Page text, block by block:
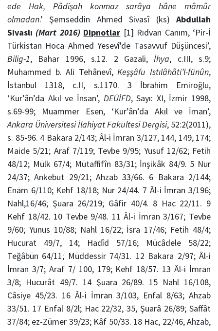
ede Hak, Pâdişah konmaz sarâya hâne mâmûr
olmadan.’ Şemseddin Ahmed Sivasî (ks) Abdullah
Sivaslı (Mart 2016) Dipnotlar [1] Rıdvan Canım, ‘Pir-İ
Türkistan Hoca Ahmed Yesevî'de Tasavvuf Düşüncesi’,
Bilig-1, Bahar 1996, s.12. 2 Gazali,İhya, c.III, s.9;
Muhammed b. Ali Tehânevî,Keşşâfu Istılâhâti’l-fünûn,
İstanbul 1318, c.II, s.1170. 3 İbrahim Emiroğlu,
‘Kur’ân’da Akıl ve İnsan’, DEÜİFD, Sayı: XI, İzmir 1998,
s.69-99; Muammer Esen, ‘Kur’ân’da Akıl ve İman’,
Ankara Üniversitesi İlahiyat Fakültesi Dergisi, 52:2(2011),
s. 85-96. 4 Bakara 2/143; Âl-i İmran 3/127, 144, 149, 174;
Maide 5/21; Araf 7/119; Tevbe 9/95; Yusuf 12/62; Fetih
48/12; Mülk 67/4; Mütaffifîn 83/31; İnşikâk 84/9. 5 Nur
24/37; Ankebut 29/21; Ahzab 33/66. 6 Bakara 2/144;
Enam 6/110; Kehf 18/18; Nur 24/44. 7 Âl-i İmran 3/196;
Nahl,16/46; Şuara 26/219; Gâfir 40/4. 8 Hac 22/11. 9
Kehf 18/42. 10 Tevbe 9/48. 11 Âl-i İmran 3/167; Tevbe
9/60; Yunus 10/88; Nahl 16/22; İsra 17/46; Fetih 48/4;
Hucurat 49/7, 14; Hadîd 57/16; Mücâdele 58/22;
Teğâbün 64/11; Müddessir 74/31. 12 Bakara 2/97; Âl-i
İmran 3/7; Araf 7/ 100, 179; Kehf 18/57. 13 Âl-i İmran
3/8; Hucurât 49/7. 14 Şuara 26/89. 15 Nahl 16/108,
Câsiye 45/23. 16 Âl-i İmran 3/103, Enfal 8/63; Ahzab
33/51. 17 Enfal 8/2l; Hac 22/32, 35, Şuarâ 26/89; Saffât
37/84; ez-Zümer 39/23; Kâf 50/33. 18 Hac, 22/46, Ahzab,